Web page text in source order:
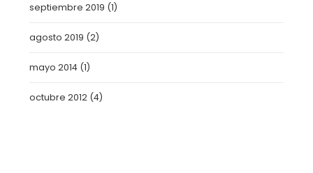
septiembre 2019 (1)
agosto 2019 (2)
mayo 2014 (1)
octubre 2012 (4)